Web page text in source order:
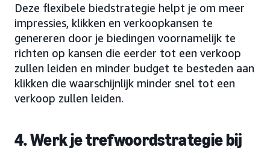
Deze flexibele biedstrategie helpt je om meer
impressies, klikken en verkoopkansen te
genereren door je biedingen voornamelijk te
richten op kansen die eerder tot een verkoop
zullen leiden en minder budget te besteden aan
klikken die waarschijnlijk minder snel tot een
verkoop zullen leiden.
4. Werk je trefwoordstrategie bij